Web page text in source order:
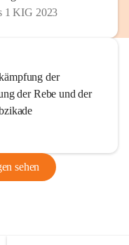
1 KIG 2023
der
der Rebe und der
sehen